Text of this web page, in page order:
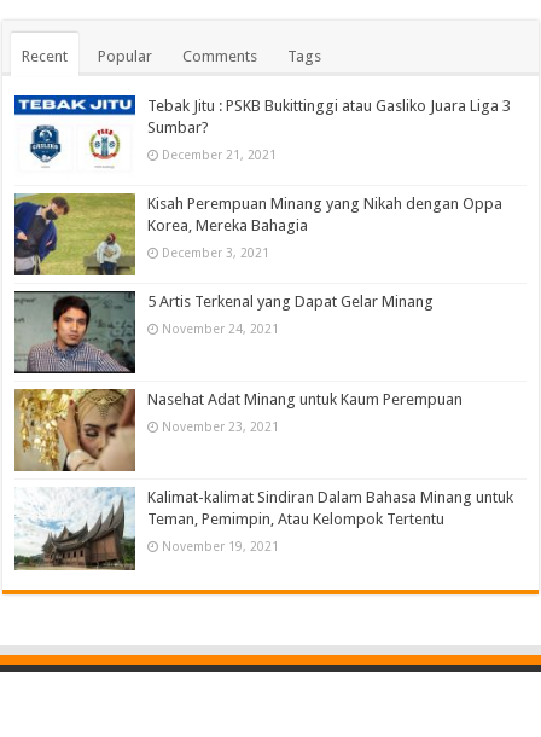
Recent Popular Comments Tags
Tebak Jitu : PSKB Bukittinggi atau Gasliko Juara Liga 3
Sumbar?
December 21, 2021
Kisah Perempuan Minang yang Nikah dengan Oppa
Korea, Mereka Bahagia
December 3, 2021
5 Artis Terkenal yang Dapat Gelar Minang
November 24, 2021
Nasehat Adat Minang untuk Kaum Perempuan
November 23, 2021
Kalimat-kalimat Sindiran Dalam Bahasa Minang untuk
Teman, Pemimpin, Atau Kelompok Tertentu
November 19, 2021